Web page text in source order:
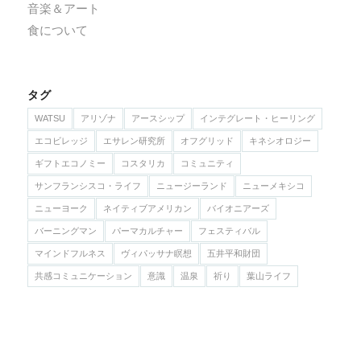
音楽＆アート
食について
タグ
WATSU アリゾナ アースシップ インテグレート・ヒーリング
エコビレッジ エサレン研究所 オフグリッド キネシオロジー
ギフトエコノミー コスタリカ コミュニティ
サンフランシスコ・ライフ ニュージーランド ニューメキシコ
ニューヨーク ネイティブアメリカン バイオニアーズ
バーニングマン パーマカルチャー フェスティバル
マインドフルネス ヴィパッサナ瞑想 五井平和財団
共感コミュニケーション 意識 温泉 祈り 葉山ライフ